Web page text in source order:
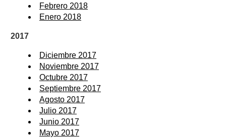
Febrero 2018
Enero 2018
2017
Diciembre 2017
Noviembre 2017
Octubre 2017
Septiembre 2017
Agosto 2017
Julio 2017
Junio 2017
Mayo 2017